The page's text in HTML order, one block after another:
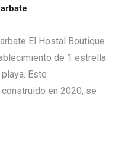
El Hostal Boutique
de 1 estrella
Este
en 2020, se